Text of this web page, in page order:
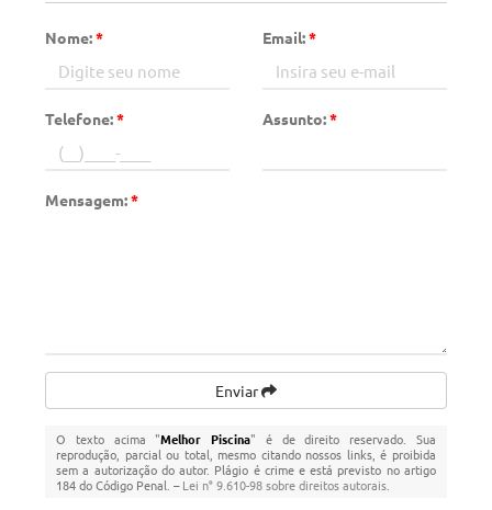
Nome:* Email:*
Telefone:* Assunto:*
Mensagem:*
Enviar
O texto acima "Melhor Piscina" é de direito reservado. Sua
reprodução, parcial ou total, mesmo citando nossos links, é proibida
sem a autorização do autor. Plágio é crime e está previsto no artigo
184 do Código Penal. –Lei n° 9.610-98 sobre direitos autorais